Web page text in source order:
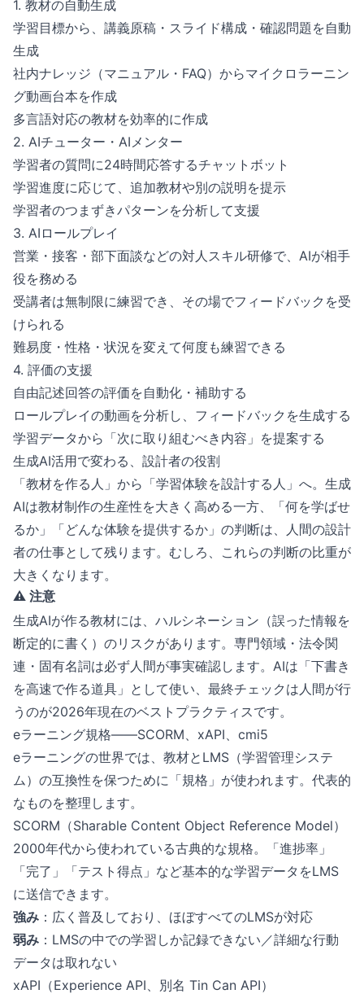
1. 教材の自動生成
学習目標から、講義原稿・スライド構成・確認問題を自動
生成
社内ナレッジ（マニュアル・FAQ）からマイクロラーニン
グ動画台本を作成
多言語対応の教材を効率的に作成
2. AIチューター・AIメンター
学習者の質問に24時間応答するチャットボット
学習進度に応じて、追加教材や別の説明を提示
学習者のつまずきパターンを分析して支援
3. AIロールプレイ
営業・接客・部下面談などの対人スキル研修で、AIが相手
役を務める
受講者は無制限に練習でき、その場でフィードバックを受
けられる
難易度・性格・状況を変えて何度も練習できる
4. 評価の支援
自由記述回答の評価を自動化・補助する
ロールプレイの動画を分析し、フィードバックを生成する
学習データから「次に取り組むべき内容」を提案する
生成AI活用で変わる、設計者の役割
「教材を作る人」から「学習体験を設計する人」へ。生成
AIは教材制作の生産性を大きく高める一方、「何を学ばせ
るか」「どんな体験を提供するか」の判断は、人間の設計
者の仕事として残ります。むしろ、これらの判断の比重が
大きくなります。
⚠️ 注意
生成AIが作る教材には、ハルシネーション（誤った情報を
断定的に書く）のリスクがあります。専門領域・法令関
連・固有名詞は必ず人間が事実確認します。AIは「下書き
を高速で作る道具」として使い、最終チェックは人間が行
うのが2026年現在のベストプラクティスです。
eラーニング規格——SCORM、xAPI、cmi5
eラーニングの世界では、教材とLMS（学習管理システ
ム）の互換性を保つために「規格」が使われます。代表的
なものを整理します。
SCORM（Sharable Content Object Reference Model）
2000年代から使われている古典的な規格。「進捗率」
「完了」「テスト得点」など基本的な学習データをLMS
に送信できます。
強み ：広く普及しており、ほぼすべてのLMSが対応
弱み ：LMSの中での学習しか記録できない／詳細な行動
データは取れない
xAPI（Experience API、別名 Tin Can API）